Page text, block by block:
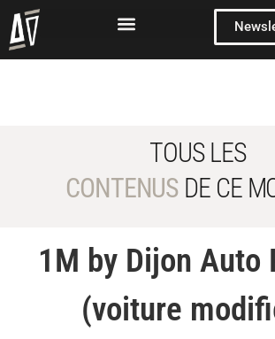
TOUS LES
CONTENUS DE CE
1M by Dijon Auto
(voiture